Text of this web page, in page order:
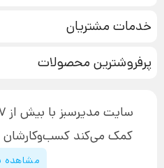
بازاریابی عصبی
تبلیغ نویسی
افزایش عملکرد
چگونه کتاب بنویسیم
دوره اینستاگرام
خدمات مشتریان
آموزش دسترسی به دانلود
پیگیری سفارش
پشتیبانی
قوانین و مقررات سایت
پرفروشترین محصولات
دوره جدید
کمک می‌کند کسب‌و‌کارشان
مشاهده